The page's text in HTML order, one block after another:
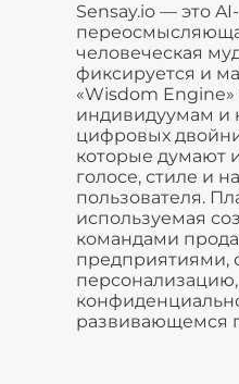
Sensay.io — это
человеческая
фиксируется и
«Wisdom Engine»
индивидуумам и
цифровых
которые думают
голосе, стиле и
пользователя.
используемая
командами
предприятиями,
развивающемся